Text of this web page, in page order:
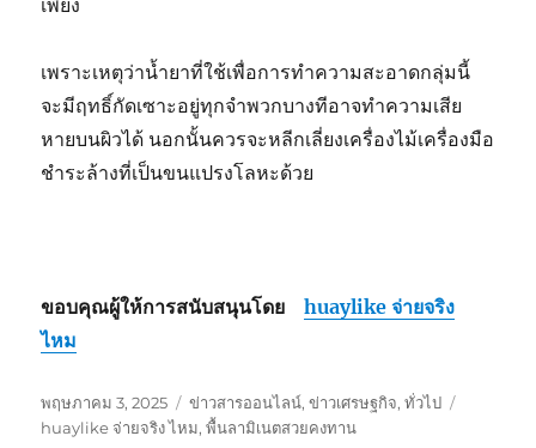
เพราะเหตุว่าน้ำยาที่ใช้เพื่อการทำความสะอาดกลุ่มนี้
จะมีฤทธิ์กัดเซาะอยู่ทุกจำพวกบางทีอาจทำความเสีย
หายบนผิวได้ นอกนั้นควรจะหลีกเลี่ยงเครื่องไม้เครื่องมือ
ชำระล้างที่เป็นขนแปรงโลหะด้วย
ขอบคุณผู้ให้การสนับสนุนโดยhuaylike จ่ายจริง
ไหม
เขียน
เมื่อ
พฤษภาคม 3, 2025
หมวด
หมู่
ข่าวสารออนไลน์,ข่าวเศรษฐกิจ,ทั่วไป
huaylike จ่ายจริง ไหม,พื้นลามิเนตสวยคงทาน